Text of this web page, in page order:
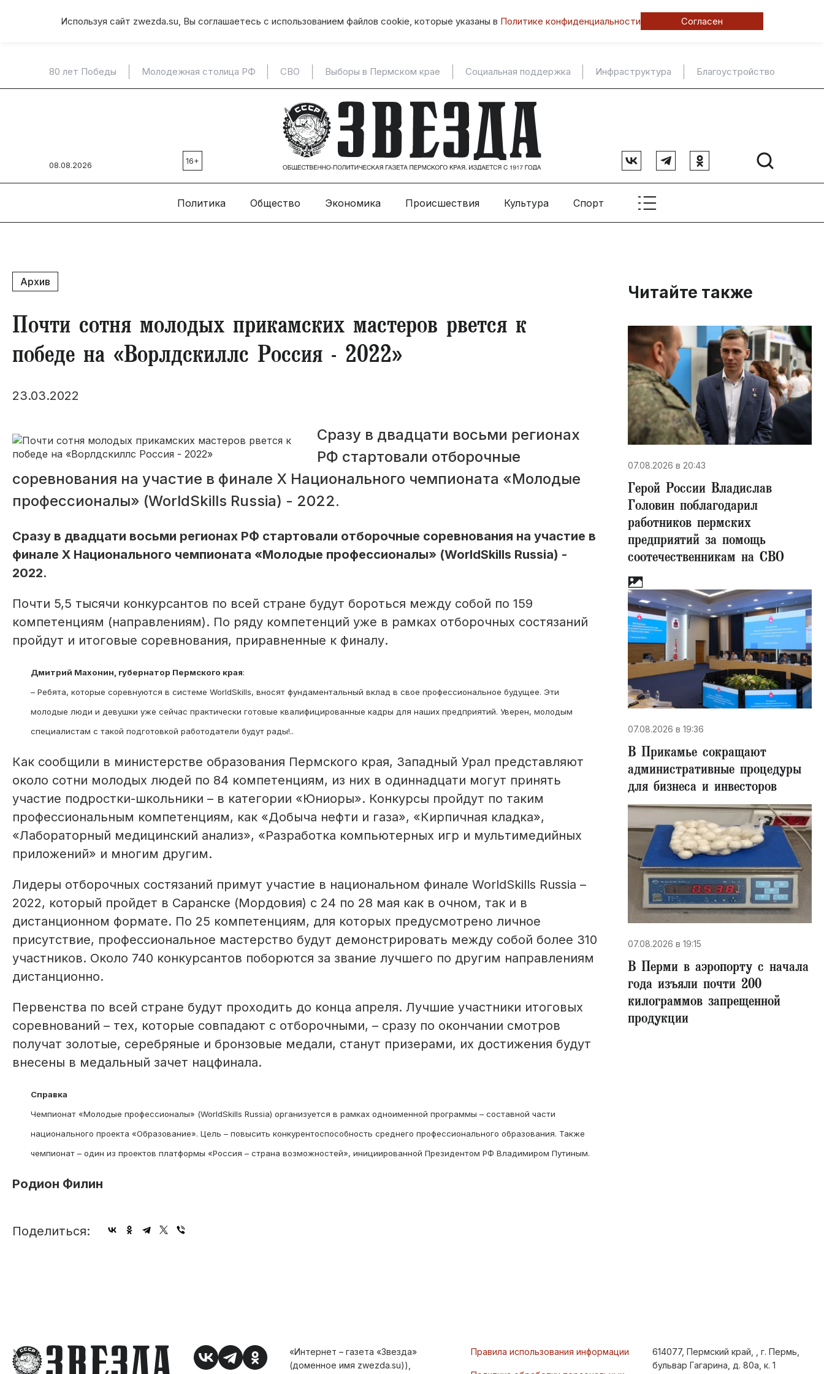
Используя сайт zwezda.su, Вы соглашаетесь с использованием файлов cookie, которые указаны в Политике конфиденциальности Согласен
80 лет Победы Молодежная столица РФ СВО Выборы в Пермском крае Социальная поддержка Инфраструктура Благоустройство
08.08.2026 16+
Политика Общество Экономика Происшествия Культура Спорт
Архив
Почти сотня молодых прикамских мастеров рвется к
победе на «Ворлдскиллс Россия - 2022»
23.03.2022
Сразу в двадцати восьми регионах
РФ стартовали отборочные
соревнования на участие в финале X Национального чемпионата «Молодые
профессионалы» (WorldSkills Russia) - 2022.
Сразу в двадцати восьми регионах РФ стартовали отборочные соревнования на участие в
финале X Национального чемпионата «Молодые профессионалы» (WorldSkills Russia) -
2022.
Почти 5,5 тысячи конкурсантов по всей стране будут бороться между собой по 159
компетенциям (направлениям). По ряду компетенций уже в рамках отборочных состязаний
пройдут и итоговые соревнования, приравненные к финалу.
Дмитрий Махонин, губернатор Пермского края:
– Ребята, которые соревнуются в системе WorldSkills, вносят фундаментальный вклад в свое профессиональное будущее. Эти
молодые люди и девушки уже сейчас практически готовые квалифицированные кадры для наших предприятий. Уверен, молодым
специалистам с такой подготовкой работодатели будут рады!..
Как сообщили в министерстве образования Пермского края, Западный Урал представляют
около сотни молодых людей по 84 компетенциям, из них в одиннадцати могут принять
участие подростки-школьники – в категории «Юниоры». Конкурсы пройдут по таким
профессиональным компетенциям, как «Добыча нефти и газа», «Кирпичная кладка»,
«Лабораторный медицинский анализ», «Разработка компьютерных игр и мультимедийных
приложений» и многим другим.
Лидеры отборочных состязаний примут участие в национальном финале WorldSkills Russia –
2022, который пройдет в Саранске (Мордовия) с 24 по 28 мая как в очном, так и в
дистанционном формате. По 25 компетенциям, для которых предусмотрено личное
присутствие, профессиональное мастерство будут демонстрировать между собой более 310
участников. Около 740 конкурсантов поборются за звание лучшего по другим направлениям
дистанционно.
Первенства по всей стране будут проходить до конца апреля. Лучшие участники итоговых
соревнований – тех, которые совпадают с отборочными, – сразу по окончании смотров
получат золотые, серебряные и бронзовые медали, станут призерами, их достижения будут
внесены в медальный зачет нацфинала.
Справка
Чемпионат «Молодые профессионалы» (WorldSkills Russia) организуется в рамках одноименной программы – составной части
национального проекта «Образование». Цель – повысить конкурентоспособность среднего профессионального образования. Также
чемпионат – один из проектов платформы «Россия – страна возможностей», инициированной Президентом РФ Владимиром Путиным.
Родион Филин
Поделиться:
Читайте также
07.08.2026 в 20:43
Герой России Владислав
Головин поблагодарил
работников пермских
предприятий за помощь
соотечественникам на СВО
07.08.2026 в 19:36
В Прикамье сокращают
административные процедуры
для бизнеса и инвесторов
07.08.2026 в 19:15
В Перми в аэропорту с начала
года изъяли почти 200
килограммов запрещенной
продукции
«Интернет – газета «Звезда»
(доменное имя zwezda.su)),
Правила использования информации
614077, Пермский край, , г. Пермь,
бульвар Гагарина, д. 80а, к. 1